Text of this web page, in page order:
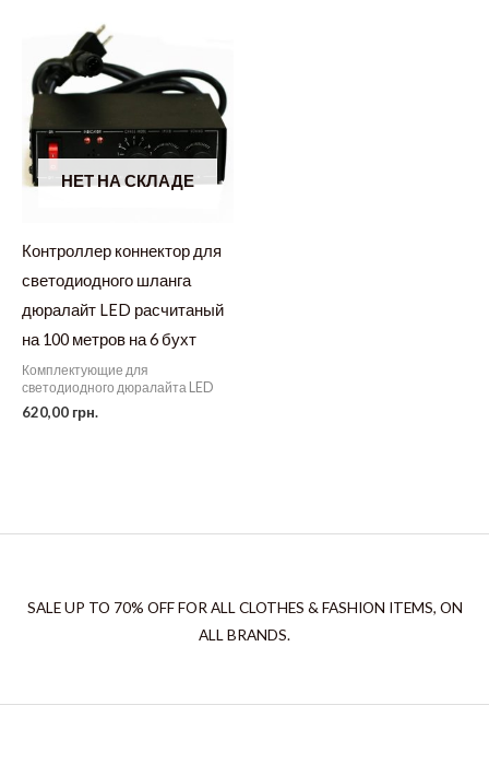
НЕТ НА СКЛАДЕ
Контроллер коннектор для
светодиодного шланга
дюралайт LED расчитаный
на 100 метров на 6 бухт
Комплектующие для
светодиодного дюралайта LED
620,00 грн.
SALE UP TO 70% OFF FOR ALL CLOTHES & FASHION ITEMS, ON
ALL BRANDS.